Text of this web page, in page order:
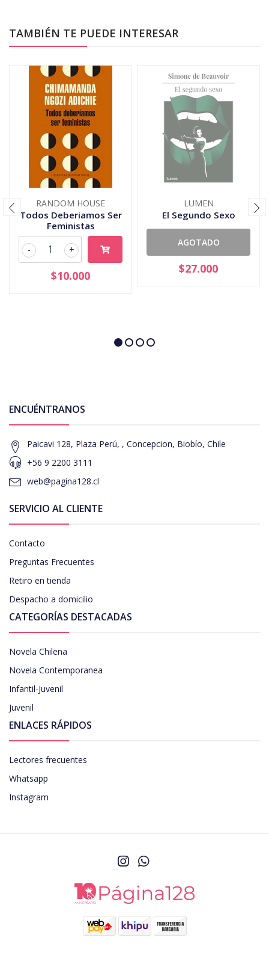
TAMBIÉN TE PUEDE INTERESAR
RANDOM HOUSE
Todos Deberiamos Ser
Feministas
+
-
$10.000
LUMEN
El Segundo Sexo
AGOTADO
$27.000
ENCUÉNTRANOS
Paicavi 128, Plaza Perú, , Concepcion, Biobío, Chile
+56 9 2200 3111
web@pagina128.cl
SERVICIO AL CLIENTE
Contacto
Preguntas Frecuentes
Retiro en tienda
Despacho a domicilio
CATEGORÍAS DESTACADAS
Novela Chilena
Novela Contemporanea
Infantil-Juvenil
Juvenil
ENLACES RÁPIDOS
Lectores frecuentes
Whatsapp
Instagram